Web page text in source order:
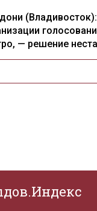
— решение